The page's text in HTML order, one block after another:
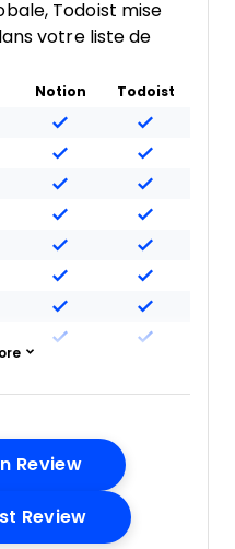
Todoist mise
votre liste de
Notion
Todoist
ReviewOpens New
ReviewOpens New